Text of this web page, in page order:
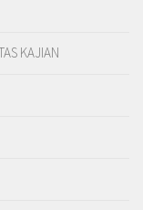
KAJIAN